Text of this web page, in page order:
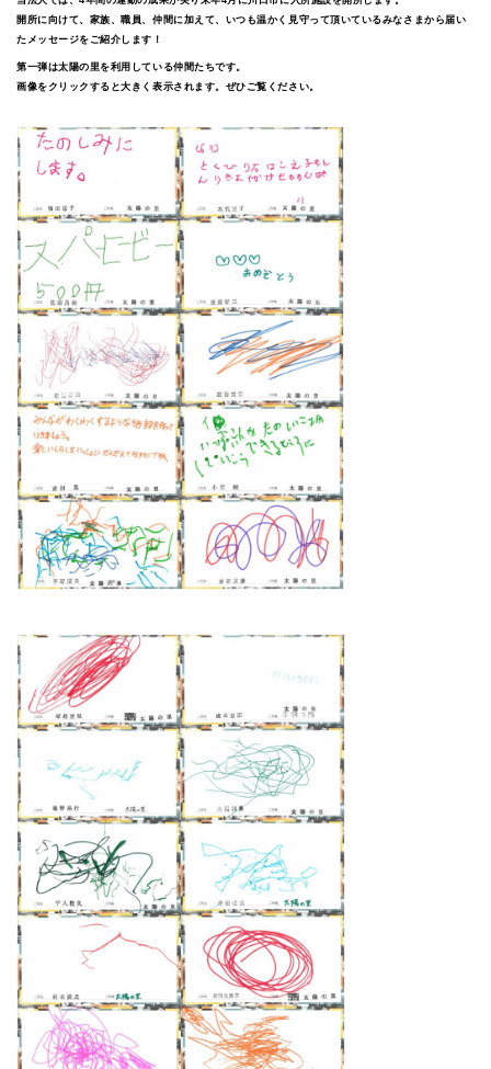
開所に向けて、家族、職員、仲間に加えて、いつも温かく見守って頂いているみなさまから届い
たメッセージをご紹介します！
第一弾は太陽の里を利用している仲間たちです。
画像をクリックすると大きく表示されます。ぜひご覧ください。